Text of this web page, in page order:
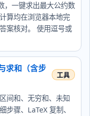
，一键求出最大公约数
算均在浏览器本地完
案核对。 使用逗号或
求和（含步
间和、无穷和、未知
骤、LaTeX 复制、